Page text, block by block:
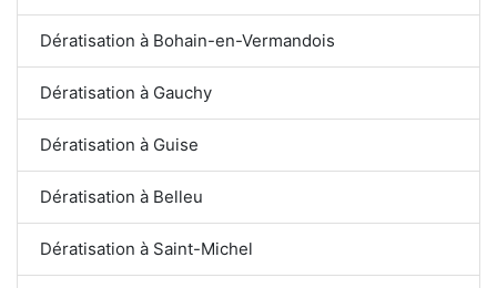
Dératisation à Bohain-en-Vermandois
Dératisation à Gauchy
Dératisation à Guise
Dératisation à Belleu
Dératisation à Saint-Michel